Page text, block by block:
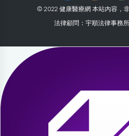
© 2022 健康醫療網 本站內容，
法律顧問：宇順法律事務